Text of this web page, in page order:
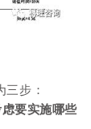
步：
要实施哪些